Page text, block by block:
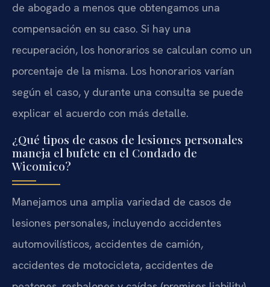
de abogado a menos que obtengamos una
compensación en su caso. Si hay una
recuperación, los honorarios se calculan como un
porcentaje de la misma. Los honorarios varían
según el caso, y durante una consulta se puede
explicar el acuerdo con más detalle.
¿Qué tipos de casos de lesiones personales
maneja el bufete en el Condado de
Wicomico?
Manejamos una amplia variedad de casos de
lesiones personales, incluyendo accidentes
automovilísticos, accidentes de camión,
accidentes de motocicleta, accidentes de